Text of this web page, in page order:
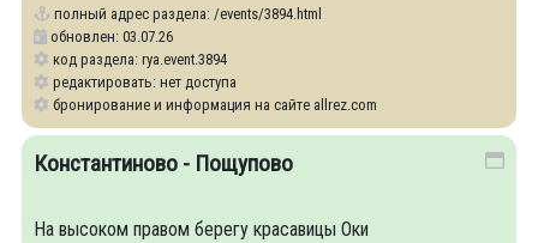
полный адрес раздела: /events/3894.html
обновлен: 03.07.26
код раздела: rya.event.3894
редактировать: нет доступа
бронирование и информация на сайте allrez.com
Константиново - Пощупово
На высоком правом берегу красавицы Оки